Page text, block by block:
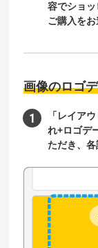
容でショッ
ご購入をお
画像のロゴ
「レイア
れ+ロゴデ
ただき、各